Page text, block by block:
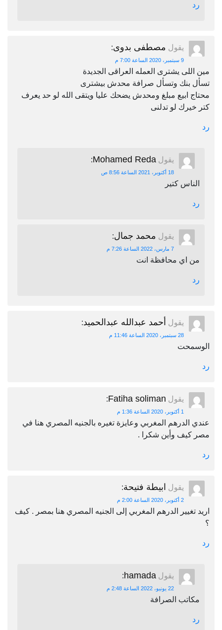
رد
يقول مصطفى بدوى:
9 سبتمبر، 2020 الساعة 7:00 م
مين اللى يشترى العمله العراقى الجديدة
تسأل بنك وتسأل صرافة محدش بيشترى
محتاج ابيع مبلغ ومحدش يضحك عليا ويتقى الله لو حد يعرف
كتر خيرك لو تدلنى
رد
يقول Mohamed Reda
:
18 أكتوبر، 2021 الساعة 8:56 ص
الناس كتير
رد
يقول محمد جمال:
7 مارس، 2022 الساعة 7:26 م
من اي محافظة انت
رد
يقول أحمد عبدالله عبدالحميد:
28 سبتمبر، 2020 الساعة 11:46 م
الوسمحت
رد
يقول Fatiha soliman
:
1 أكتوبر، 2020 الساعة 1:36 م
عندي الدرهم المغربي وعايزة تغيره بالجنيه المصري هنا في
مصر كيف وأين شكرا .
رد
يقول ابيطة فتيحة:
2 أكتوبر، 2020 الساعة 2:00 م
اريد تغيير الدرهم المغربي إلى الجنيه المصري هنا بمصر . كيف
؟
رد
يقول hamada
:
22 يونيو، 2022 الساعة 2:48 م
مكاتب الصرافة
رد